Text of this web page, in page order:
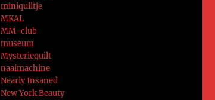
miniquiltje
MKAL
MM-club
museum
Mysteriequilt
naaimachine
Nearly Insaned
New York Beauty